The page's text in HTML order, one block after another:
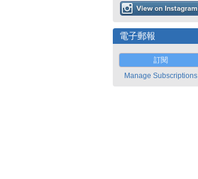
電子郵報
訂閱
Manage Subscriptions